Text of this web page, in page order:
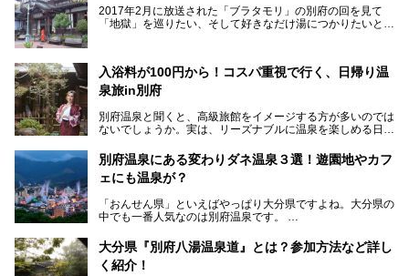
地上80mという圧倒的な開放感が魅力。温泉、ロウリュサウ
ナ、そしてひんやりとした約27度の高濃度炭酸泉で交互浴
併設の「JR九州ホテル ブラッサム大分」に泊まって、この
「シティスパてんくう」をたっぷり満喫してきたのでレポー
ルダウンできるスイーツ情報と併せてお楽しみください！
提供元：大分県【PR】
この記事は大分県のPR記事です。
2017年2月に放送された「ブラタモリ」の別府の回を見て
「地獄」を巡りたい、そして好きなだけ湯につかりたいと切
まつり」が開催されます。その期間は嬉しいことに100以上
の共同浴場がなんと無料開放されるんです！普段から入浴料
が100円と安いのに、いいんですかタダにしちゃって!?
しかも4/2には「東京ディズニーリゾートスペシャルパレー
ド」も行われます。つまり別府に行けば「地獄」も「ミッキ
ーマウス」も拝める稀有なイベントですよ、これは行くしか
ない！
源泉数、湧出量ともに日本一の温泉県とも言われる大分県。
な市営温泉をまとめました。
Let’s go to Hell !
入浴料が100円から！コスパ重視で行く、日帰り温
泉旅in別府
別府温泉と聞くと、高級旅館をイメージする方が多いのでは
ないでしょうか。実は、リーズナブルに温泉を楽しめる日帰
で楽しめる「大分県の別府温泉」に注目してみました。
ニフティ温泉がオススメする温泉施設を紹介しちゃいます！
別府温泉にある変わりダネ温泉３選！遊園地やカフ
ェにも温泉が？
「おんせん県」といえばやっぱり大分県ですよね。大分県の
中でも一番人気なのは別府温泉です。
中いても飽きません。
普通に温泉に浸かる以外にも、別府地獄巡りや砂湯などは有
名ですよね。
大分県『別府八湯温泉道』とは？参加方法など詳し
く紹介！